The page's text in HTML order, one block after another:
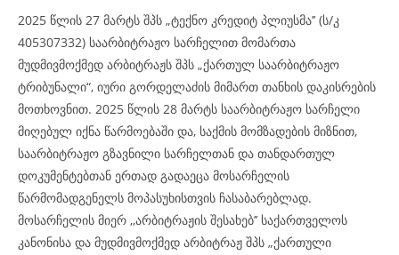
2025 წლის 27 მარტს შპს „ტექნო კრედიტ პლიუსმა’’ (ს/კ
405307332) საარბიტრაჟო სარჩელით მომართა
მუდმივმოქმედ არბიტრაჟს შპს „ქართულ საარბიტრაჟო
ტრიბუნალი“, იური გორდელაძის მიმართ თანხის დაკისრების
მოთხოვნით. 2025 წლის 28 მარტს საარბიტრაჟო სარჩელი
მიღებულ იქნა წარმოებაში და, საქმის მომზადების მიზნით,
საარბიტრაჟო გზავნილი სარჩელთან და თანდართულ
დოკუმენტებთან ერთად გადაეცა მოსარჩელის
წარმომადგენელს მოპასუხისთვის ჩასაბარებლად.
მოსარჩელის მიერ ,,არბიტრაჟის შესახებ’’ საქართველოს
კანონისა და მუდმივმოქმედ არბიტრაჟ შპს „ქართული